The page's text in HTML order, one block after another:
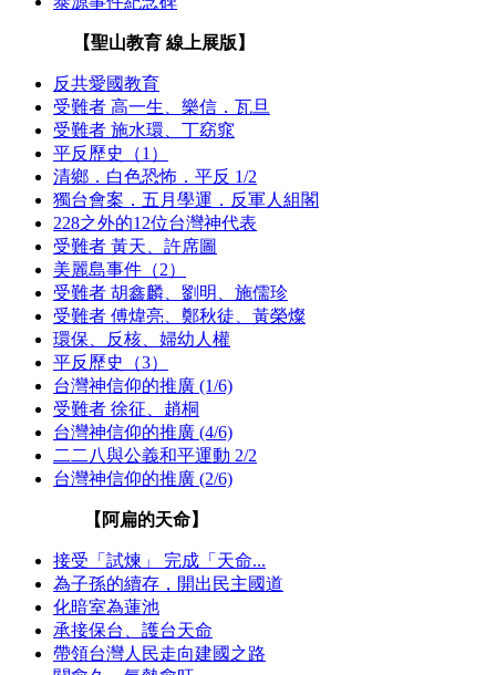
【聖山教育 線上展版】
反共愛國教育
受難者 高一生、樂信．瓦旦
受難者 施水環、丁窈窕
平反歷史（1）
清鄉．白色恐怖．平反 1/2
獨台會案．五月學運．反軍人組閣
228之外的12位台灣神代表
受難者 黃天、許席圖
美麗島事件（2）
受難者 胡鑫麟、劉明、施儒珍
受難者 傅煒亮、鄭秋徒、黃榮燦
環保、反核、婦幼人權
平反歷史（3）
台灣神信仰的推廣 (1/6)
受難者 徐征、趙桐
台灣神信仰的推廣 (4/6)
二二八與公義和平運動 2/2
台灣神信仰的推廣 (2/6)
【阿扁的天命】
接受「試煉」 完成「天命...
為子孫的續存，開出民主國道
化暗室為蓮池
承接保台、護台天命
帶領台灣人民走向建國之路